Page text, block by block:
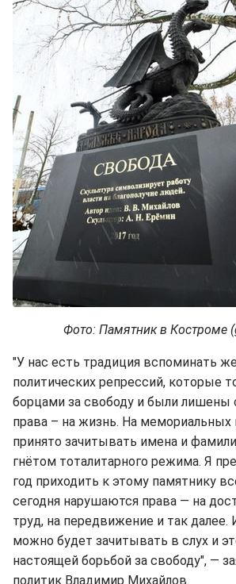
Фото: Памятник в Костроме
"У нас есть традиция вспоминать
политических репрессий, которые
борцами за свободу и были лишены
права – на жизнь. На мемориальных
принято зачитывать имена и
гнётом тоталитарного режима. Я
год приходить к этому памятнику
сегодня нарушаются права — на
труд, на передвижение и так
можно будет зачитывать в слух и
настоящей борьбой за свободу", —
политик Владимир Михайлов.